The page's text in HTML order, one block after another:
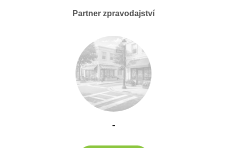
Partner zpravodajství
-